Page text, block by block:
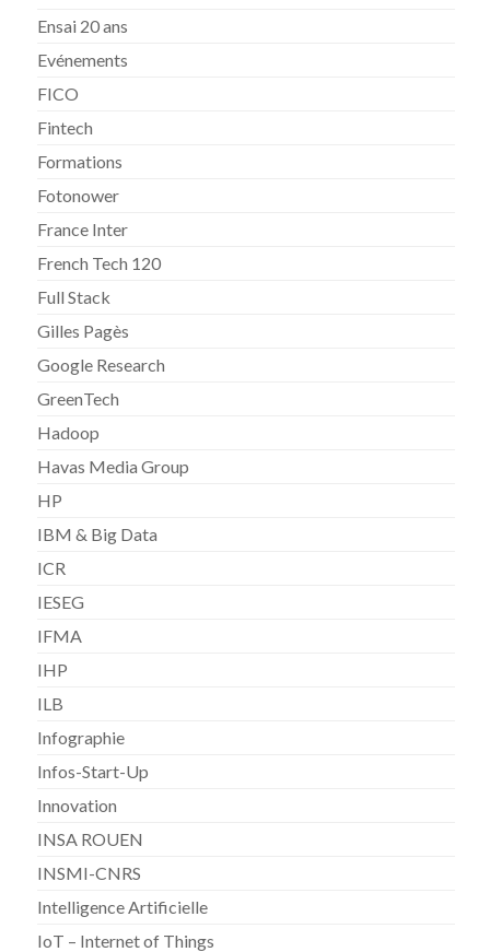
Ensai 20 ans
Evénements
FICO
Fintech
Formations
Fotonower
France Inter
French Tech 120
Full Stack
Gilles Pagès
Google Research
GreenTech
Hadoop
Havas Media Group
HP
IBM & Big Data
ICR
IESEG
IFMA
IHP
ILB
Infographie
Infos-Start-Up
Innovation
INSA ROUEN
INSMI-CNRS
Intelligence Artificielle
IoT – Internet of Things